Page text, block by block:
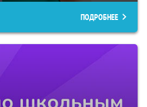
ПОДРОБНЕЕ